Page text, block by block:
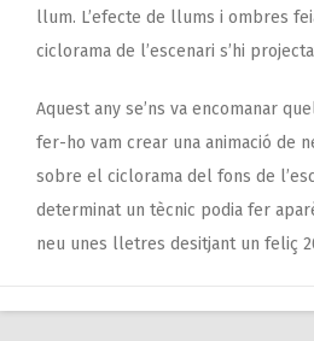
llum. L’efecte de llums i ombres
ciclorama de l’escenari s’hi
Aquest any se’ns va encomanar
fer-ho vam crear una animació de
sobre el ciclorama del fons de
determinat un tècnic podia fer
neu unes lletres desitjant un feliç